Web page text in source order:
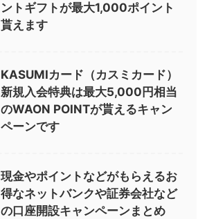
ントギフトが最大1,000ポイント
貰えます
KASUMIカード（カスミカード）
新規入会特典は最大5,000円相当
のWAON POINTが貰えるキャン
ペーンです
現金やポイントなどがもらえるお
得なネットバンクや証券会社など
の口座開設キャンペーンまとめ